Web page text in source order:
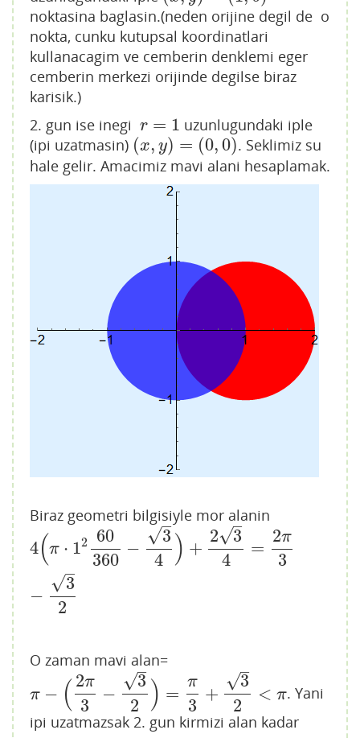
noktasina baglasin.(neden orijine degil de o
nokta, cunku kutupsal koordinatlari
kullanacagim ve cemberin denklemi eger
cemberin merkezi orijinde degilse biraz
karisik.)
2. gun ise inegi r = 1
r= 1
uzunlugundaki iple
(ipi uzatmasin) (x, y) = (0,0)
(x,y =(0 ,0)
. Seklimiz su
hale gelir. Amacimiz mavi alani hesaplamak.
Biraz geometri bilgisiyle mor alanin
4(π ⋅ 12
60
360
−
3
–
√
4
) +
2 3
–
√
4
=
2π
3
−
3
–
√
2
4(π⋅1 2 60 360− 34) +234 =2 π3 −32
O zaman mavi alan=
π − ( 2π
3
−
3
–
√
2
) =
π
3
+
3
–
√
2
< π
π−(2 π 3−32 )=π3+32 < π
. Yani
ipi uzatmazsak 2. gun kirmizi alan kadar